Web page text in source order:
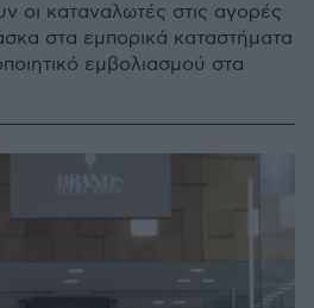
οι καταναλωτές στις αγορές
στα εμπορικά καταστήματα
εμβολιασμού στα